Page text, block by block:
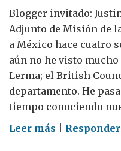
Blogger invitado:
Adjunto de Misión de
a México hace cuatro
aún no he visto mucho
Lerma; el British
departamento. He
tiempo conociendo
Leer más onResponder